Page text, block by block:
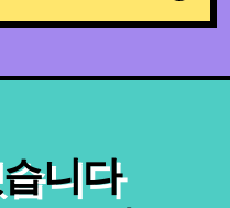
니다